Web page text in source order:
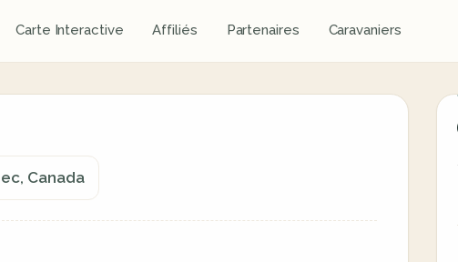
Carte Interactive Affiliés Partenaires Caravaniers
Canada